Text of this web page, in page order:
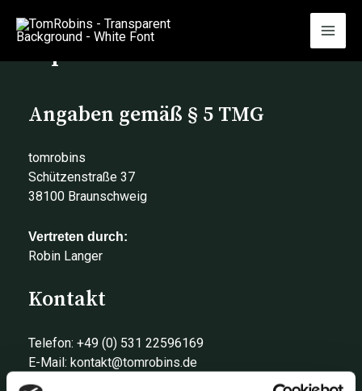
Impressum
Angaben gemäß § 5 TMG
tomrobins
Schützenstraße 37
38100 Braunschweig
Vertreten durch:
Robin Langer
Kontakt
Telefon: +49 (0) 531 22596169
E-Mail: kontakt@tomrobins.de